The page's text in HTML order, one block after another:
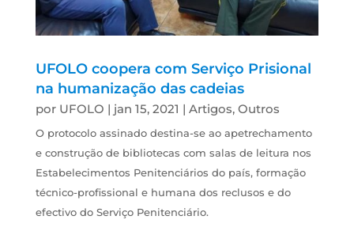
UFOLO coopera com Serviço Prisional
na humanização das cadeias
por UFOLO | jan 15, 2021 | Artigos, Outros
O protocolo assinado destina-se ao apetrechamento
e construção de bibliotecas com salas de leitura nos
Estabelecimentos Penitenciários do país, formação
técnico-profissional e humana dos reclusos e do
efectivo do Serviço Penitenciário.